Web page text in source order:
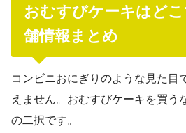
おむすびケーキはど
舗情報まとめ
コンビニおにぎりのような見た目
えません。おむすびケーキを買う
の二択です。